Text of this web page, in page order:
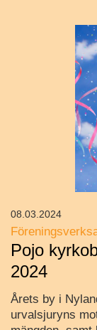
Pojo
2024
Årets by i
urvalsjuryns
08.03.2024